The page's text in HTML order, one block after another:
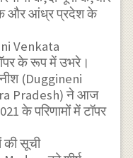
और आंध्र प्रदेश के
Venkata
के रूप में उभरे।
(Duggineni
Pradesh) ने आज
के परिणामों में टॉपर
की सूची